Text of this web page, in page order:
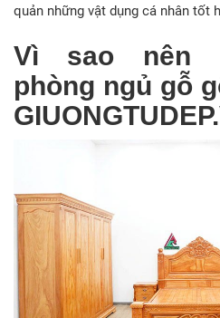
quản những vật dụng cá nhân tốt
Vì sao nên
phòng ngủ gỗ